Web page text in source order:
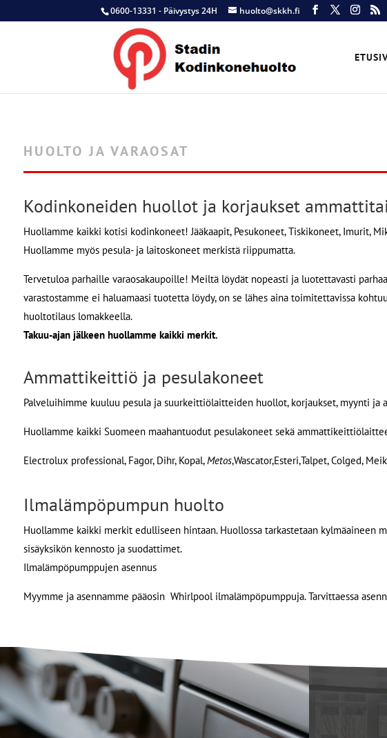
0600-13331 - Päivystys 24H huolto@skkh.fi
HUOLTO JA VARAOSAT
Kodinkoneiden huollot ja korjaukset
Huollamme kaikki kotisi kodinkoneet! Jääkaapit, Pesukoneet, Tiskikoneet, Imurit,
Huollamme myös pesula- ja laitoskoneet merkistä riippumatta.
Tervetuloa parhaille varaosakaupoille! Meiltä löydät nopeasti ja luotettavasti
varastostamme ei haluamaasi tuotetta löydy, on se lähes aina toimitettavissa
huoltotilaus lomakkeella.
Takuu-ajan jälkeen huollamme kaikki merkit.
Ammattikeittiö ja pesulakoneet
Palveluihimme kuuluu pesula ja suurkeittiölaitteiden huollot, korjaukset, myynti ja
Huollamme kaikki Suomeen maahantuodut pesulakoneet sekä
Electrolux professional, Fagor, Dihr, Kopal,Metos,Wascator,Esteri,Talpet, Colged,
Ilmalämpöpumpun huolto
Huollamme kaikki merkit edulliseen hintaan. Huollossa tarkastetaan kylmäaineen
sisäyksikön kennosto ja suodattimet.
Ilmalämpöpumppujen asennus
Myymme ja asennamme pääosin Whirlpool ilmalämpöpumppuja. Tarvittaessa